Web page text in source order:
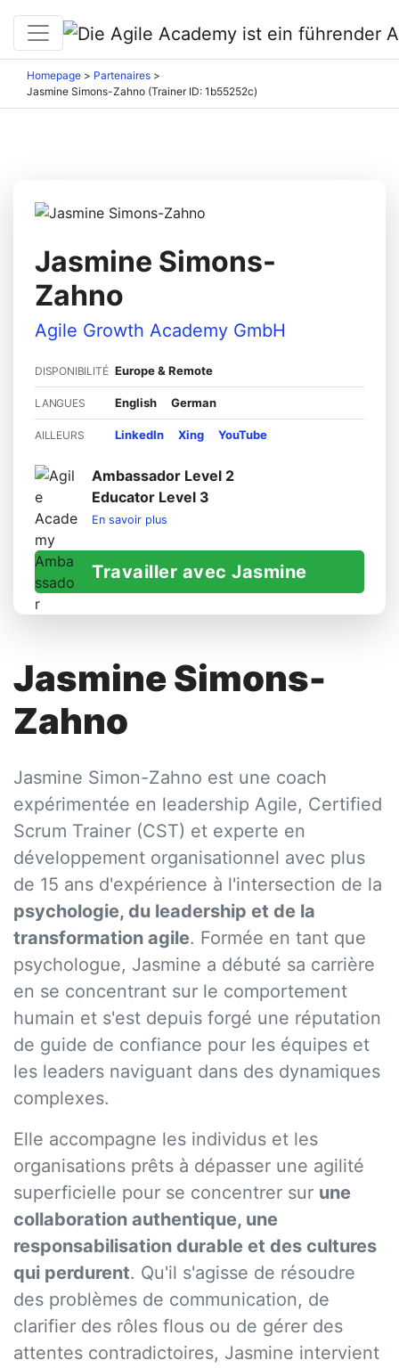
Homepage > Partenaires >
Jasmine Simons-Zahno (Trainer ID: 1b55252c)
Jasmine Simons-
Zahno
Agile Growth Academy GmbH
DISPONIBILITÉ Europe & Remote
LANGUES English German
AILLEURS LinkedIn Xing YouTube
Ambassador Level 2
Educator Level 3
En savoir plus
Travailler avec Jasmine
Jasmine Simons-
Zahno
Jasmine Simon-Zahno est une coach
expérimentée en leadership Agile, Certified
Scrum Trainer (CST) et experte en
développement organisationnel avec plus
de 15 ans d'expérience à l'intersection de la
psychologie, du leadership et de la
transformation agile. Formée en tant que
psychologue, Jasmine a débuté sa carrière
en se concentrant sur le comportement
humain et s'est depuis forgé une réputation
de guide de confiance pour les équipes et
les leaders naviguant dans des dynamiques
complexes.
Elle accompagne les individus et les
organisations prêts à dépasser une agilité
superficielle pour se concentrer sur une
collaboration authentique, une
responsabilisation durable et des cultures
qui perdurent. Qu'il s'agisse de résoudre
des problèmes de communication, de
clarifier des rôles flous ou de gérer des
attentes contradictoires, Jasmine intervient